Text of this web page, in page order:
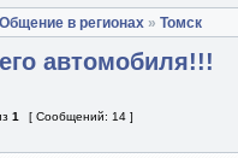
Общение в регионах » Томск
автомобиля!!!
1
[ Сообщений: 14 ]